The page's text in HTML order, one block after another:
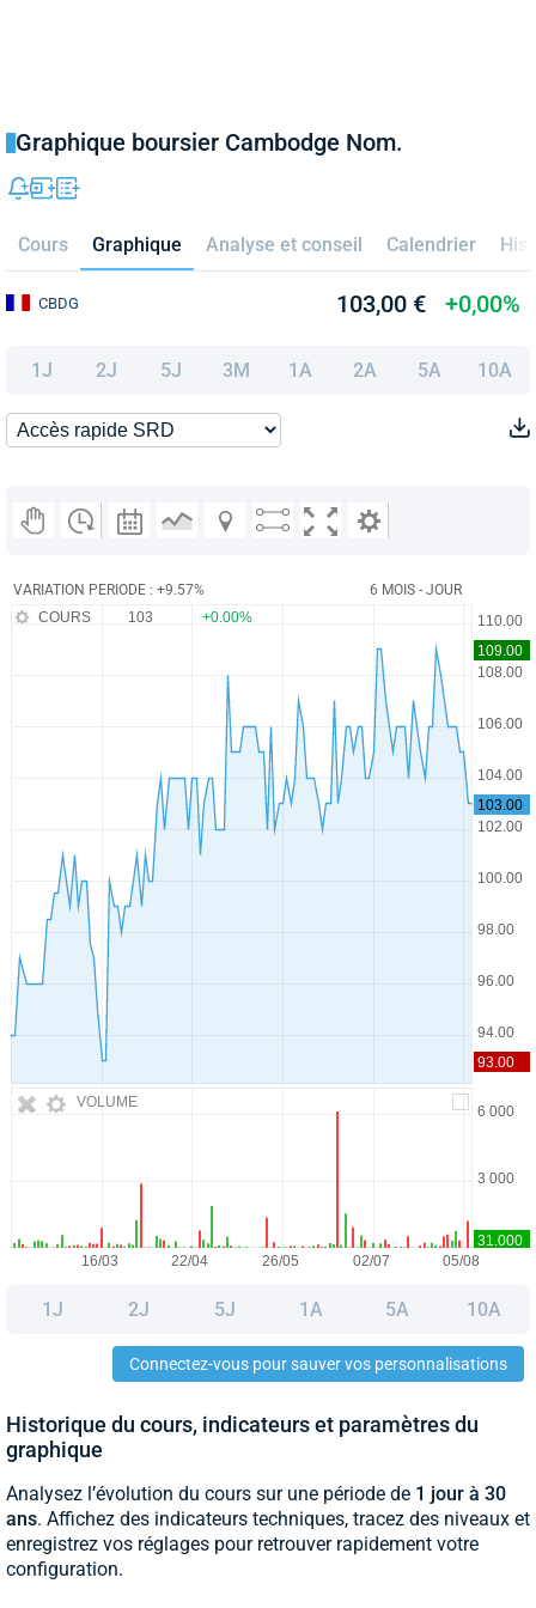
Graphique boursier Cambodge Nom.
Cours Graphique Analyse et conseil Calendrier
CBDG 103,00 € +0,00%
1J 2J 5J 3M 1A 2A 5A 10A
VARIATION PERIODE : +9.57% 6 MOIS - JOUR
VOLUME
COURS 103 +0.00%
1J 2J 5J 1A 5A 10A
Connectez-vous pour sauver vos personnalisations
Historique du cours, indicateurs et paramètres du
graphique
Analysez l’évolution du cours sur une période de 1 jour à 30
ans. Affichez des indicateurs techniques, tracez des niveaux et
enregistrez vos réglages pour retrouver rapidement votre
configuration.